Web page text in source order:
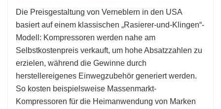
Die Preisgestaltung von Verneblern in den USA
basiert auf einem klassischen „Rasierer-und-Klingen“-
Modell: Kompressoren werden nahe am
Selbstkostenpreis verkauft, um hohe Absatzzahlen zu
erzielen, während die Gewinne durch
herstellereigenes Einwegzubehör generiert werden.
So kosten beispielsweise Massenmarkt-
Kompressoren für die Heimanwendung von Marken